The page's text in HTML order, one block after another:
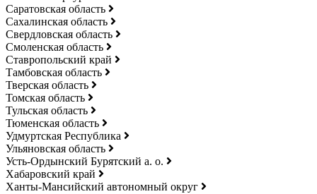
Саратовская область
Сахалинская область
Свердловская область
Смоленская область
Ставропольский край
Тамбовская область
Тверская область
Томская область
Тульская область
Тюменская область
Удмуртская Республика
Ульяновская область
Усть-Ордынский Бурятский а. о.
Хабаровский край
Ханты-Мансийский автономный округ